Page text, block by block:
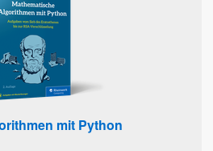
mit Python